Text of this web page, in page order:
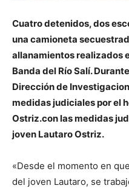
Cuatro detenidos, dos
una camioneta
allanamientos realizados
Banda del Río Salí.
Dirección de
medidas judiciales por el
Ostriz.con las medidas
joven Lautaro Ostriz.
«Desde el momento en
del joven Lautaro, se